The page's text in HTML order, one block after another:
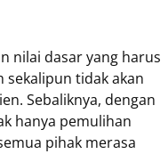
nilai dasar yang harus
sekalipun tidak akan
Sebaliknya, dengan
hanya pemulihan
pihak merasa